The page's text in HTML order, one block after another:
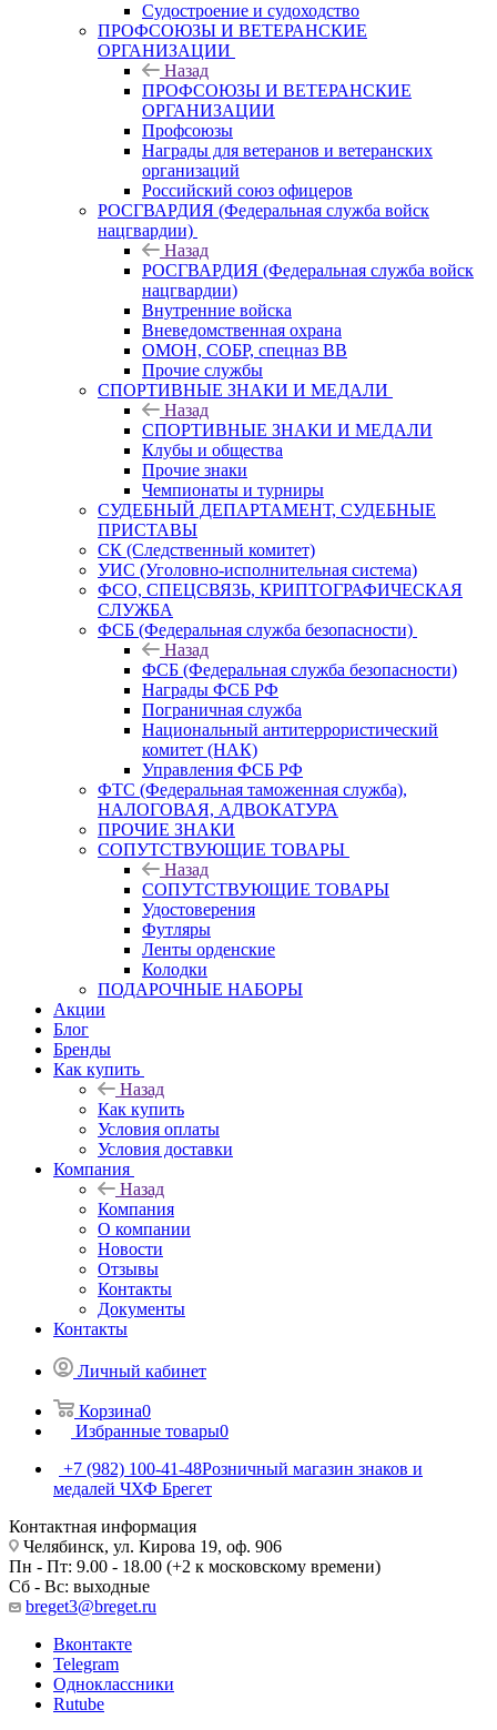
Судостроение и судоходство
ПРОФСОЮЗЫ И ВЕТЕРАНСКИЕ
ОРГАНИЗАЦИИ
Назад
ПРОФСОЮЗЫ И ВЕТЕРАНСКИЕ
ОРГАНИЗАЦИИ
Профсоюзы
Награды для ветеранов и ветеранских
организаций
Российский союз офицеров
РОСГВАРДИЯ (Федеральная служба войск
нацгвардии)
Назад
РОСГВАРДИЯ (Федеральная служба войск
нацгвардии)
Внутренние войска
Вневедомственная охрана
ОМОН, СОБР, спецназ ВВ
Прочие службы
СПОРТИВНЫЕ ЗНАКИ И МЕДАЛИ
Назад
СПОРТИВНЫЕ ЗНАКИ И МЕДАЛИ
Клубы и общества
Прочие знаки
Чемпионаты и турниры
СУДЕБНЫЙ ДЕПАРТАМЕНТ, СУДЕБНЫЕ
ПРИСТАВЫ
СК (Следственный комитет)
УИС (Уголовно-исполнительная система)
ФСО, СПЕЦСВЯЗЬ, КРИПТОГРАФИЧЕСКАЯ
СЛУЖБА
ФСБ (Федеральная служба безопасности)
Назад
ФСБ (Федеральная служба безопасности)
Награды ФСБ РФ
Пограничная служба
Национальный антитеррористический
комитет (НАК)
Управления ФСБ РФ
ФТС (Федеральная таможенная служба),
НАЛОГОВАЯ, АДВОКАТУРА
ПРОЧИЕ ЗНАКИ
СОПУТСТВУЮЩИЕ ТОВАРЫ
Назад
СОПУТСТВУЮЩИЕ ТОВАРЫ
Удостоверения
Футляры
Ленты орденские
Колодки
ПОДАРОЧНЫЕ НАБОРЫ
Акции
Блог
Бренды
Как купить
Назад
Как купить
Условия оплаты
Условия доставки
Компания
Назад
Компания
О компании
Новости
Отзывы
Контакты
Документы
Контакты
Личный кабинет
Корзина0
Избранные товары0
+7 (982) 100-41-48Розничный магазин знаков и
медалей ЧХФ Брегет
Контактная информация
Челябинск, ул. Кирова 19, оф. 906
Пн - Пт: 9.00 - 18.00 (+2 к московскому времени)
Сб - Вс: выходные
breget3@breget.ru
Вконтакте
Telegram
Одноклассники
Rutube